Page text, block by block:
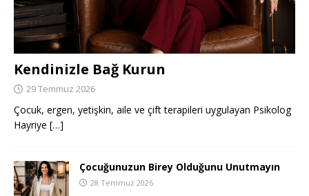
Kendinizle Bağ Kurun
29 Temmuz 2026
Çocuk, ergen, yetişkin, aile ve çift terapileri uygulayan Psikolog
Hayriye […]
Çocuğunuzun Birey Olduğunu Unutmayın
28 Temmuz 2026